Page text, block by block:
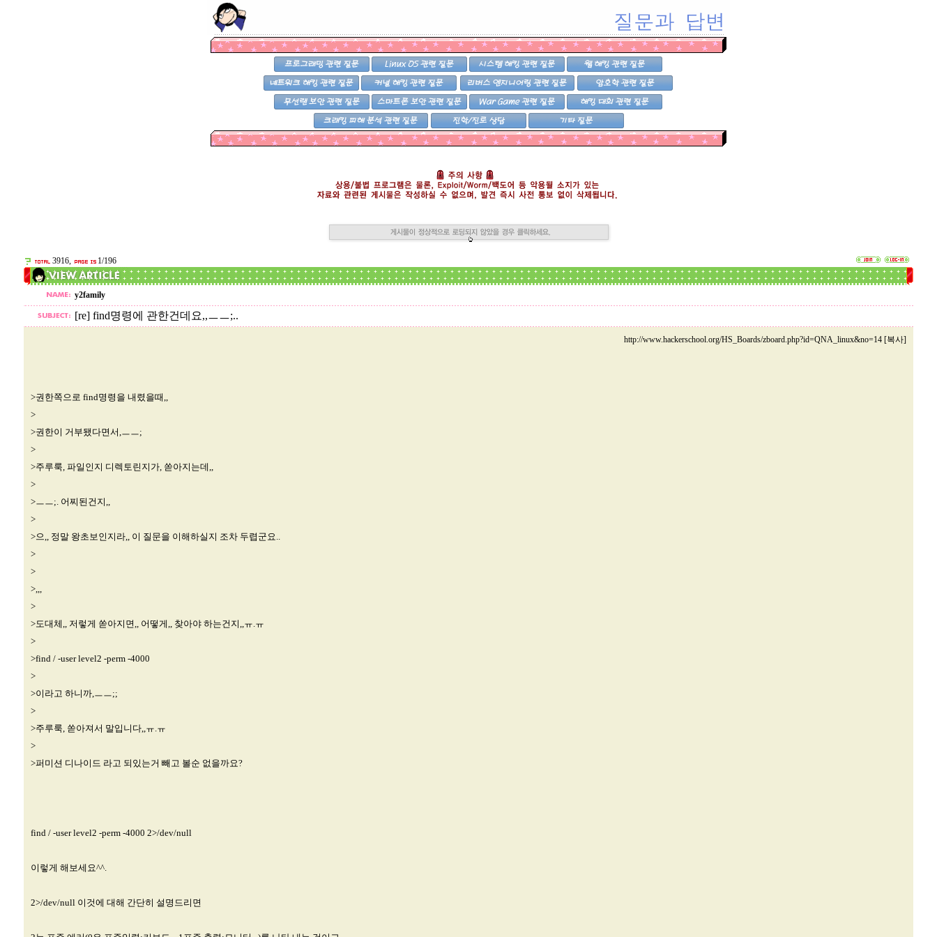
3916, 1/196
y2family
[re] find명령에 관한건데요,,ㅡㅡ;..
http://www.hackerschool.org/HS_Boards/zboard.php?id=QNA_linux&no=14 [복사]
>권한쪽으로 find명령을 내렸을때,,
>
>권한이 거부됐다면서,ㅡㅡ;
>
>주루룩, 파일인지 디렉토린지가, 쏟아지는데,,
>
>ㅡㅡ;. 어찌된건지,,
>
>으,, 정말 왕초보인지라,, 이 질문을 이해하실지 조차 두렵군요..
>
>
>,,,
>
>도대체,, 저렇게 쏟아지면,, 어떻게,, 찾아야 하는건지,,ㅠ.ㅠ
>
>find / -user level2 -perm -4000
>
>이라고 하니까,ㅡㅡ;;
>
>주루룩, 쏟아져서 말입니다,,ㅠ.ㅠ
>
>퍼미션 디나이드 라고 되있는거 빼고 볼순 없을까요?
find / -user level2 -perm -4000 2>/dev/null
이렇게 해보세요^^.
2>/dev/null 이것에 대해 간단히 설명드리면